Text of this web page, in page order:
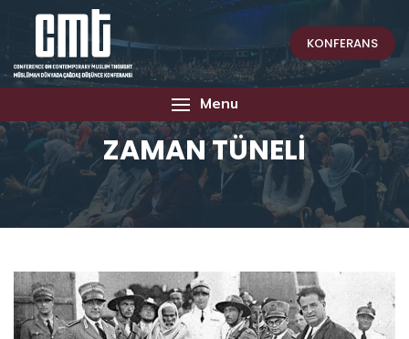
KONFERANS
Menu
ZAMAN TÜNELİ